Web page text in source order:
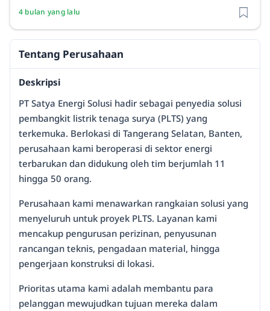
4 bulan yang lalu
Tentang Perusahaan
Deskripsi
PT Satya Energi Solusi hadir sebagai penyedia solusi
pembangkit listrik tenaga surya (PLTS) yang
terkemuka. Berlokasi di Tangerang Selatan, Banten,
perusahaan kami beroperasi di sektor energi
terbarukan dan didukung oleh tim berjumlah 11
hingga 50 orang.
Perusahaan kami menawarkan rangkaian solusi yang
menyeluruh untuk proyek PLTS. Layanan kami
mencakup pengurusan perizinan, penyusunan
rancangan teknis, pengadaan material, hingga
pengerjaan konstruksi di lokasi.
Prioritas utama kami adalah membantu para
pelanggan mewujudkan tujuan mereka dalam